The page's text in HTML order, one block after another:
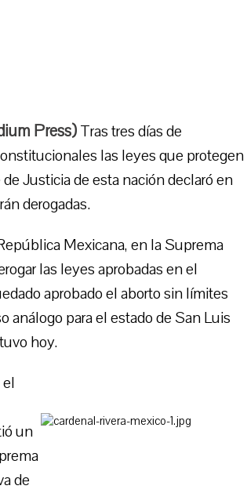
Press)Tras tres días de
las leyes que protegen
Justicia de esta nación declaró en
derogadas.
Mexicana, en la Suprema
las leyes aprobadas en el
aprobado el aborto sin límites
análogo para el estado de San Luis
hoy.
un
de